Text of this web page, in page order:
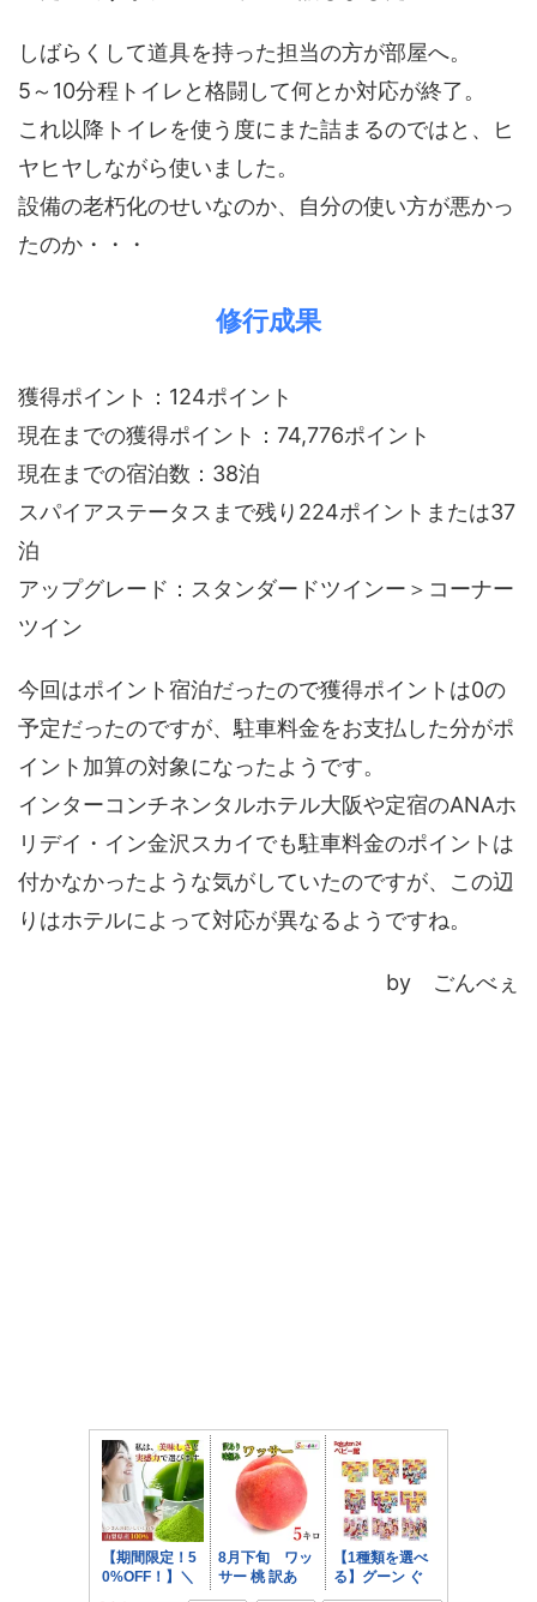
しばらくして道具を持った担当の方が部屋へ。
5～10分程トイレと格闘して何とか対応が終了。
これ以降トイレを使う度にまた詰まるのではと、ヒ
ヤヒヤしながら使いました。
設備の老朽化のせいなのか、自分の使い方が悪かっ
たのか・・・
修行成果
獲得ポイント：124ポイント
現在までの獲得ポイント：74,776ポイント
現在までの宿泊数：38泊
スパイアステータスまで残り224ポイントまたは37
泊
アップグレード：スタンダードツインー＞コーナー
ツイン
今回はポイント宿泊だったので獲得ポイントは0の
予定だったのですが、駐車料金をお支払した分がポ
イント加算の対象になったようです。
インターコンチネンタルホテル大阪や定宿のANAホ
リデイ・イン金沢スカイでも駐車料金のポイントは
付かなかったような気がしていたのですが、この辺
りはホテルによって対応が異なるようですね。
by ごんべぇ